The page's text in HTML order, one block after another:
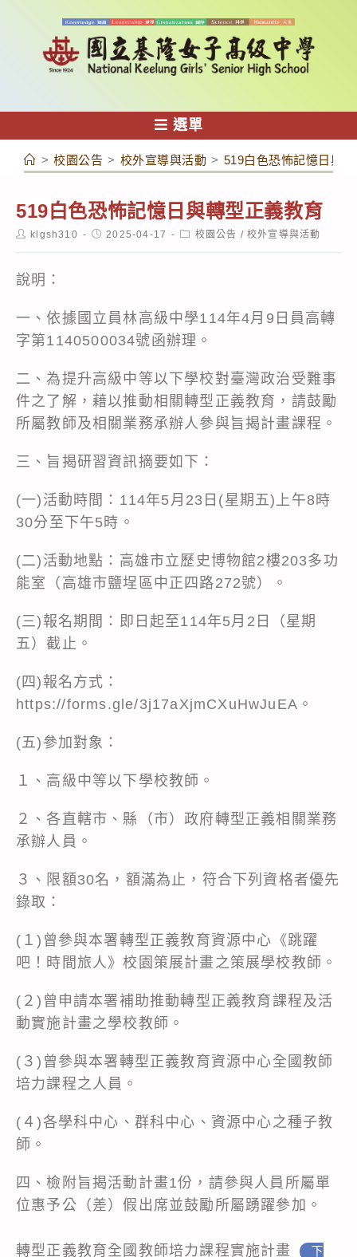
容
選單
> 校園公告 > 校外宣導與活動 > 519白色恐怖記憶日與
519白色恐怖記憶日與轉型正義教育
Postklgsh310
Post2025-04-17
Post校園公告 / 校外宣導與活動
說明：
一、依據國立員林高級中學114年4月9日員高轉
字第1140500034號函辦理。
二、為提升高級中等以下學校對臺灣政治受難事
件之了解，藉以推動相關轉型正義教育，請鼓勵
所屬教師及相關業務承辦人參與旨揭計畫課程。
三、旨揭研習資訊摘要如下：
(一)活動時間：114年5月23日(星期五)上午8時
30分至下午5時。
(二)活動地點：高雄市立歷史博物館2樓203多功
能室（高雄市鹽埕區中正四路272號）。
(三)報名期間：即日起至114年5月2日（星期
五）截止。
(四)報名方式：
https://forms.gle/3j17aXjmCXuHwJuEA 。
(五)參加對象：
１、高級中等以下學校教師。
２、各直轄市、縣（市）政府轉型正義相關業務
承辦人員。
３、限額30名，額滿為止，符合下列資格者優先
錄取：
(１)曾參與本署轉型正義教育資源中心《跳躍
吧！時間旅人》校園策展計畫之策展學校教師。
(２)曾申請本署補助推動轉型正義教育課程及活
動實施計畫之學校教師。
(３)曾參與本署轉型正義教育資源中心全國教師
培力課程之人員。
(４)各學科中心、群科中心、資源中心之種子教
師。
四、檢附旨揭活動計畫1份，請參與人員所屬單
位惠予公（差）假出席並鼓勵所屬踴躍參加。
轉型正義教育全國教師培力課程實施計畫
下